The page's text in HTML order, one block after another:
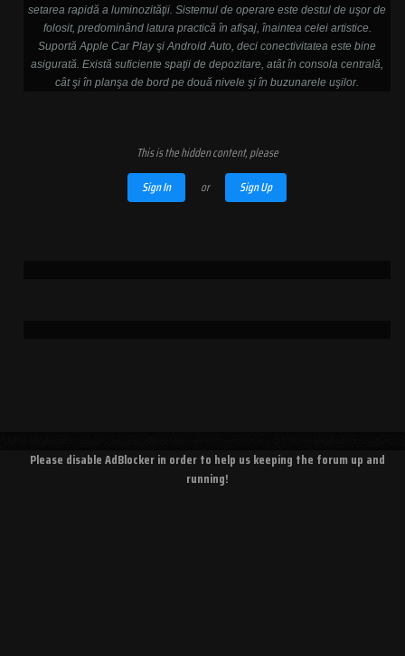
setarea rapidă a luminozităţii. Sistemul de operare este destul de uşor de
folosit, predominând latura practică în afişaj, înaintea celei artistice.
Suportă Apple Car Play şi Android Auto, deci conectivitatea este bine
asigurată. Există suficiente spaţii de depozitare, atât în consola centrală,
cât şi în planşa de bord pe două nivele şi în buzunarele uşilor.
This is the hidden content, please
Sign In
or Sign Up
Please disable AdBlocker in order to help us keeping the forum up and
running!